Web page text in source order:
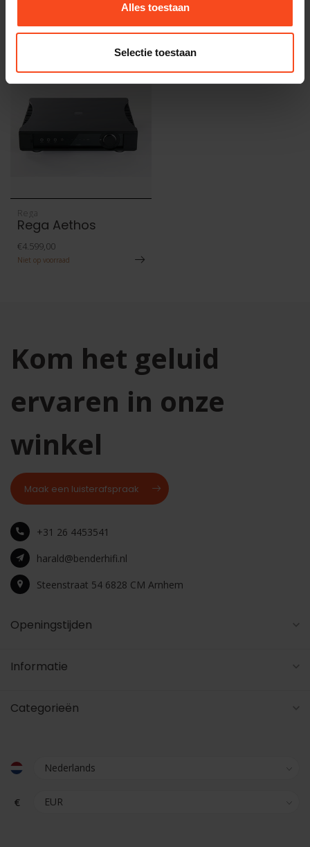
Alles toestaan
Selectie toestaan
Recent bekeken
Rega
Rega Aethos
€4.599,00
Niet op voorraad
Kom het geluid
ervaren in onze
winkel
Maak een luisterafspraak
+31 26 4453541
harald@benderhifi.nl
Steenstraat 54 6828 CM Arnhem
Openingstijden
Informatie
Categorieën
€